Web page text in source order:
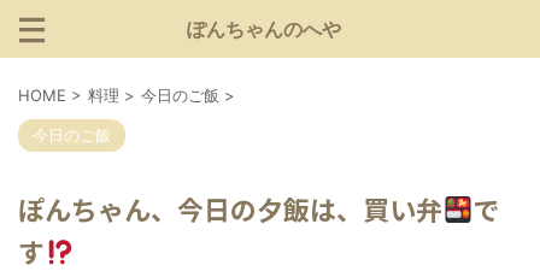
ぽんちゃんのへや
HOME > 料理 > 今日のご飯 >
今日のご飯
ぽんちゃん、今日の夕飯は、買い弁
で
す